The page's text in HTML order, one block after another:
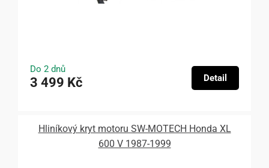
Do 2 dnů
3 499 Kč Detail
Hliníkový kryt motoru SW-MOTECH Honda XL
600 V 1987-1999